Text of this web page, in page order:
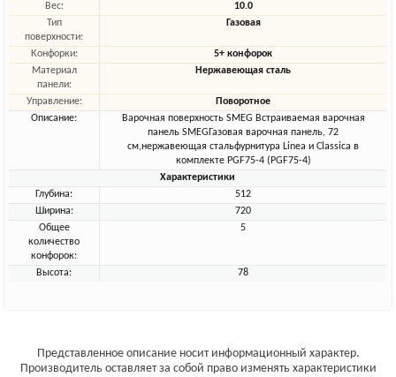
Вес:
10.0
Тип
поверхности:
Газовая
Конфорки:
5+ конфорок
Материал
панели:
Нержавеющая сталь
Управление:
Поворотное
Описание:
Варочная поверхность SMEG Встраиваемая варочная
панель SMEGГазовая варочная панель, 72
см,нержавеющая стальфурнитура Linea и Classica в
комплекте PGF75-4 (PGF75-4)
Характеристики
Глубина:
512
Ширина:
720
Общее
количество
конфорок:
5
Высота: 78
Представленное описание носит информационный характер.
Производитель оставляет за собой право изменять характеристики